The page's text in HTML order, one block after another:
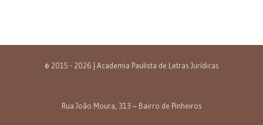
© 2015 - 2026 | Academia Paulista de Letras Jurídicas
Rua João Moura, 313 – Bairro de Pinheiros